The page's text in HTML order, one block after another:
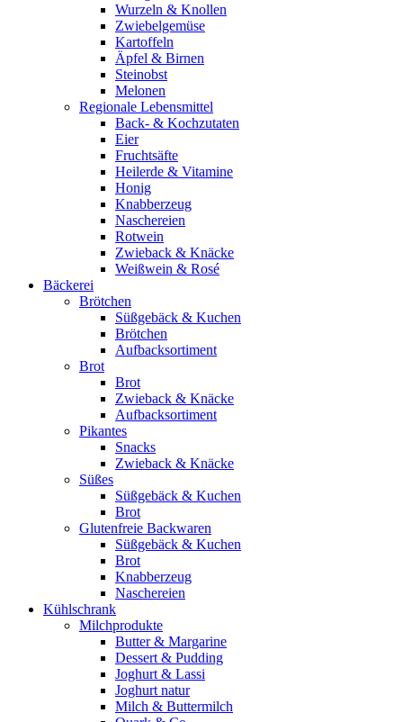
Wurzeln & Knollen
Zwiebelgemüse
Kartoffeln
Äpfel & Birnen
Steinobst
Melonen
Regionale Lebensmittel
Back- & Kochzutaten
Eier
Fruchtsäfte
Heilerde & Vitamine
Honig
Knabberzeug
Naschereien
Rotwein
Zwieback & Knäcke
Weißwein & Rosé
Bäckerei
Brötchen
Süßgebäck & Kuchen
Brötchen
Aufbacksortiment
Brot
Brot
Zwieback & Knäcke
Aufbacksortiment
Pikantes
Snacks
Zwieback & Knäcke
Süßes
Süßgebäck & Kuchen
Brot
Glutenfreie Backwaren
Süßgebäck & Kuchen
Brot
Knabberzeug
Naschereien
Kühlschrank
Milchprodukte
Butter & Margarine
Dessert & Pudding
Joghurt & Lassi
Joghurt natur
Milch & Buttermilch